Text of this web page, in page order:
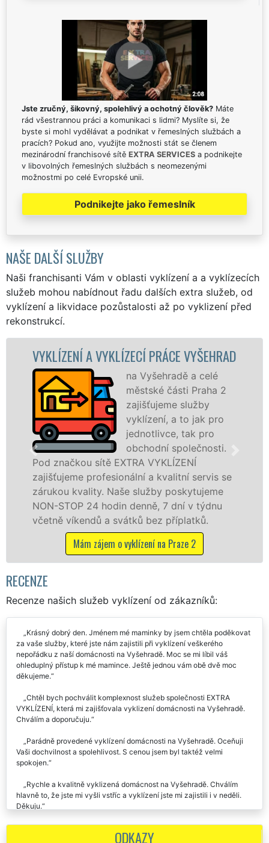
Jste zručný, šikovný, spolehlivý a ochotný člověk? Máte
rád všestrannou práci a komunikaci s lidmi? Myslíte si, že
byste si mohl vydělávat a podnikat v řemeslných službách a
pracích? Pokud ano, využijte možnosti stát se členem
mezinárodní franchisové sítě EXTRA SERVICES a podnikejte
v libovolných řemeslných službách s neomezenými
možnostmi po celé Evropské unii.
Podnikejte jako řemeslník
NAŠE DALŠÍ SLUŽBY
Naši franchisanti Vám v oblasti vyklízení a a vyklízecích
služeb mohou nabídnout řadu dalších extra služeb, od
vyklízení a likvidace pozůstalosti až po vyklizení před
rekonstrukcí.
VYKLÍZECÍ PRÁCE VYŠEHRAD
na Vyšehradě a celé
městské části Praha 2
zajišťujeme služby
vyklízení, a to jak pro
jednotlivce, tak pro
obchodní společnosti.
sítě EXTRA VYKLÍZENÍ
profesionální a kvalitní servis se
Naše služby poskytujeme
24 hodin denně, 7 dní v týdnu
a svátků bez příplatků.
zájem o vyklízení na Praze 2
VYKLÍZECÍ
službu jak
osobám se
práce, a to
RECENZE
Recenze našich služeb vyklízení od zákazníků:
Krásný dobrý den. Jménem mé maminky by jsem chtěla poděkovat
za vaše služby, které jste nám zajistili při vyklízení veškerého
nepořádku z naší domácnosti na Vyšehradě. Moc se mi líbil váš
ohleduplný přístup k mé mamince. Ještě jednou vám obě dvě moc
děkujeme.
Chtěl bych pochválit komplexnost služeb společnosti EXTRA
VYKLÍZENÍ, která mi zajišťovala vyklizení domácnosti na Vyšehradě.
Chválím a doporučuju.
Parádně provedené vyklízení domácnosti na Vyšehradě. Oceňuji
Vaši dochvilnost a spolehlivost. S cenou jsem byl taktéž velmi
spokojen.
Rychle a kvalitně vyklizená domácnost na Vyšehradě. Chválím
hlavně to, že jste mi vyšli vstříc a vyklízení jste mi zajistili i v neděli.
Děkuju.
Perfektně zorganizované vyklízení naší domácnosti na Vyšehradě.
Všechno rychle vyklidili, cena odpovídající. Doporučuju.
ODKAZY